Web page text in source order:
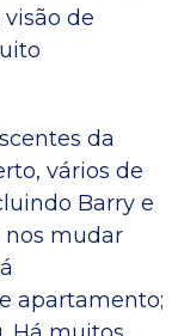
de
da
vários de
Barry e
nos mudar
apartamento;